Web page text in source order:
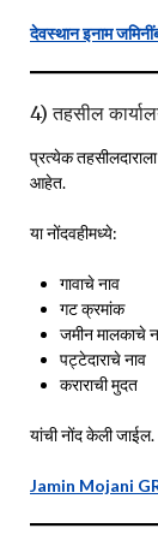
देवस्थान इनाम
4) तहसील
प्रत्येक
आहेत.
या नोंदवहीमध्ये:
गावाचे नाव
गट क्रमांक
जमीन मालकाचे
पट्टेदाराचे नाव
कराराची मुदत
यांची नोंद केली जाईल.
Jamin Mojani